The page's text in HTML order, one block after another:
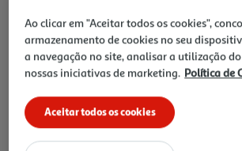
para a loja
Ao clicar em "Aceitar todos os cookies",
armazenamento de cookies no seu
a navegação no site, analisar a utilização
nossas iniciativas de marketing. Política de
Aceitar todos os cookies